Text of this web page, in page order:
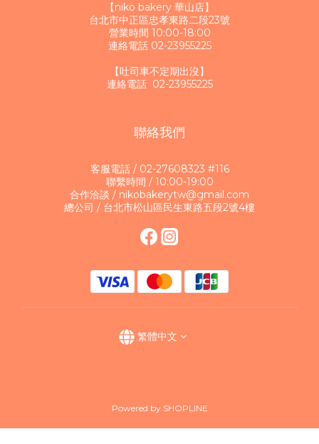
【niko bakery 華山店】
台北市中正區忠孝東路二段23號
營業時間 10:00-18:00
連絡電話 02-23955225
【吐司車不定期出沒】
連絡電話 02-23955225
聯絡我們
客服電話 / 02-27608323 #116
聯繫時間 / 10:00-19:00
合作洽談 / nikobakerytw@gmail.com
總公司 / 台北市松山區民生東路五段2號4樓
繁體中文
Powered by SHOPLINE